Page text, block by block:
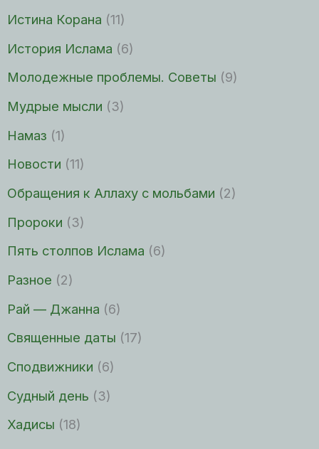
Истина Корана (11)
История Ислама (6)
Молодежные проблемы. Советы (9)
Мудрые мысли (3)
Намаз (1)
Новости (11)
Обращения к Аллаху с мольбами (2)
Пророки (3)
Пять столпов Ислама (6)
Разное (2)
Рай — Джанна (6)
Священные даты (17)
Сподвижники (6)
Судный день (3)
Хадисы (18)